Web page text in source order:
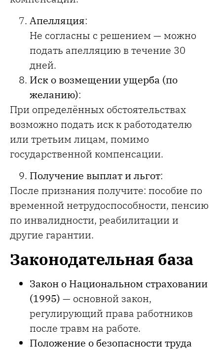
Апелляция:
Не согласны с решением — можно
подать апелляцию в течение 30
дней.
Иск о возмещении ущерба (по
желанию):
При определённых обстоятельствах
возможно подать иск к работодателю
или третьим лицам, помимо
государственной компенсации.
Получение выплат и льгот:
После признания получите: пособие по
временной нетрудоспособности, пенсию
по инвалидности, реабилитации и
другие гарантии.
Законодательная база
Закон о Национальном страховании
(1995) — основной закон,
регулирующий права работников
после травм на работе.
Положение о безопасности труда